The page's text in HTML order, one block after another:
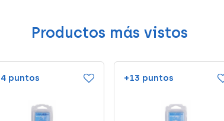
Productos más vistos
puntos +13 puntos